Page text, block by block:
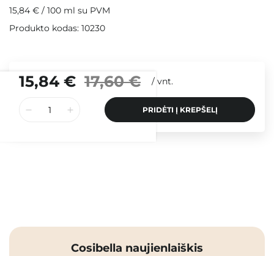
15,84 € 17,60 € / vnt.
PRIDĖTI Į KREPŠELĮ
15,84 € / 100 ml su PVM
Produkto kodas: 10230
Cosibella naujienlaiškis